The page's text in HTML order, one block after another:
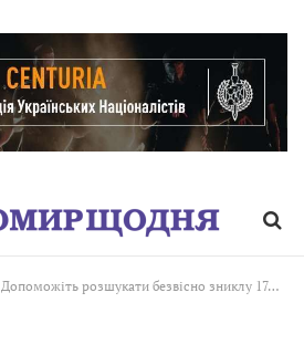
Допоможіть розшукати безвісно зниклу 17-річну житомирянку!